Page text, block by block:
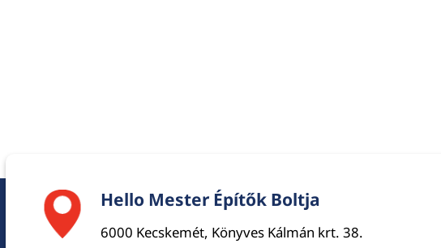
Hello Mester Építők Boltja
6000 Kecskemét, Könyves Kálmán krt. 38.